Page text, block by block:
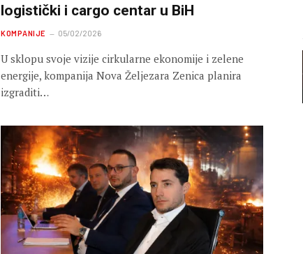
logistički i cargo centar u BiH
KOMPANIJE 05/02/2026
U sklopu svoje vizije cirkularne ekonomije i zelene
energije, kompanija Nova Željezara Zenica planira
izgraditi…